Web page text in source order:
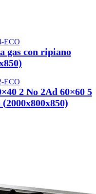
ECO
gas con ripiano
ECO
2 No 2Ad 60×60 5